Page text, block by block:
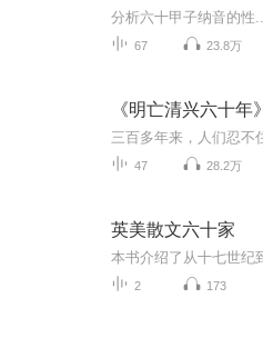
分析六十甲子纳音的性...
67 23.8万
《明亡清兴六十年》
47 28.2万
英美散文六十家
2 173